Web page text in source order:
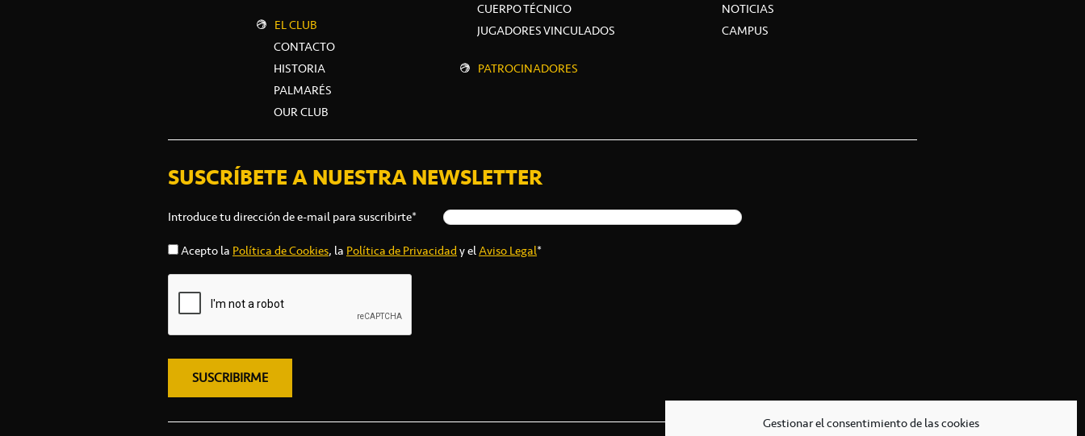
Gestionar el consentimiento de las cookies
EL CLUB
CONTACTO
HISTORIA
PALMARÉS
OUR CLUB
CUERPO TÉCNICO
JUGADORES VINCULADOS
PATROCINADORES
NOTICIAS
CAMPUS
SUSCRÍBETE A NUESTRA NEWSLETTER
Introduce tu dirección de e-mail para suscribirte*
Acepto la Política de Cookies, la Política de Privacidady elAviso Legal*